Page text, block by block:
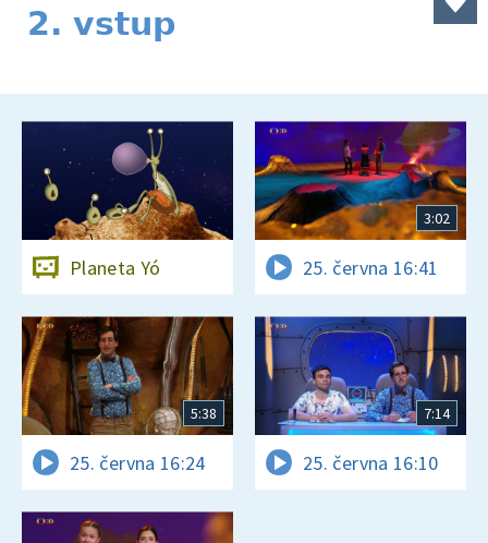
2. vstup
Planeta Yó
3:02
25. června 16:41
5:38
25. června 16:24
7:14
25. června 16:10